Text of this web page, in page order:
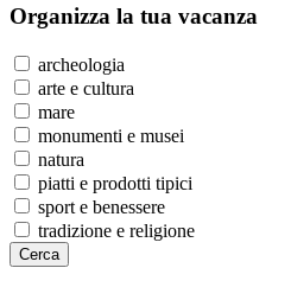
Organizza la tua vacanza
archeologia
arte e cultura
mare
monumenti e musei
natura
piatti e prodotti tipici
sport e benessere
tradizione e religione